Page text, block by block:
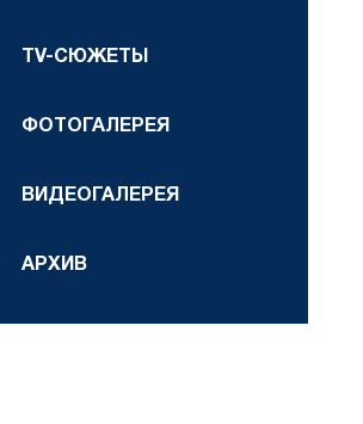
TV-СЮЖЕТЫ
ФОТОГАЛЕРЕЯ
ВИДЕОГАЛЕРЕЯ
АРХИВ